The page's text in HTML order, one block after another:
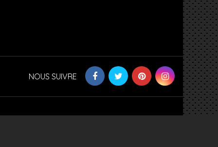
NOUS SUIVRE